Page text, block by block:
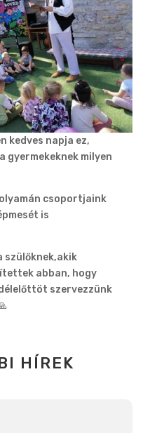
kedves napja ez,
gyermekeknek milyen
csoportjaink
is
szülőknek,akik
abban, hogy
délelőttöt szervezzünk
HÍREK